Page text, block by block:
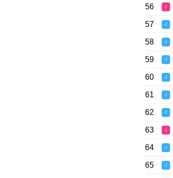
56 ♀
57 ♂
58 ♂
59 ♂
60 ♂
61 ♂
62 ♂
63 ♀
64 ♂
65 ♂